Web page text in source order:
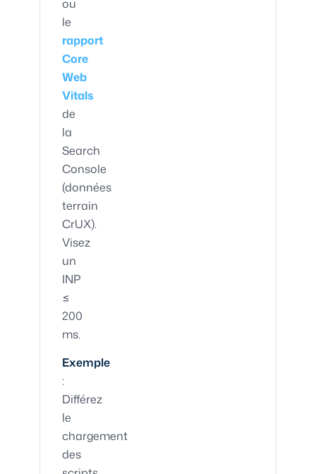
ou
le
rapport
Core
Web
Vitals
de
la
Search
Console
(données
terrain
CrUX).
Visez
un
INP
≤
200
ms.
Exemple
:
Différez
le
chargement
des